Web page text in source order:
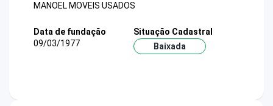
MANOEL MOVEIS USADOS
Data de fundação
09/03/1977
Situação Cadastral
Baixada